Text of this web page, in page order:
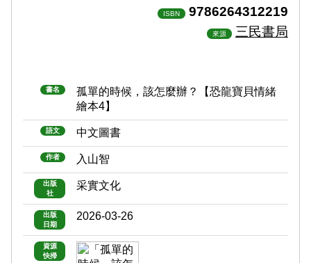
ISBN 9786264312219
來源 三民書局
書名
孤單的時候，該怎麼辦？【恐龍寶貝情緒
繪本4】
語文 中文圖書
作者 入山智
出版
社
采實文化
出版
日期
2026-03-26
資源
快掃